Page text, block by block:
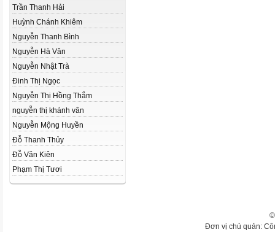
Trần Thanh Hải
Huỳnh Chánh Khiêm
Nguyễn Thanh Bình
Nguyễn Hà Vân
Nguyễn Nhật Trà
Đinh Thị Ngọc
Nguyễn Thị Hồng Thắm
nguyễn thị khánh vân
Nguyễn Mộng Huyền
Đỗ Thanh Thủy
Đỗ Văn Kiên
Phạm Thị Tươi
Đơn vị chủ quản: